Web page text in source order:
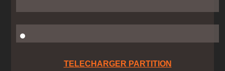
TELECHARGER PARTITION